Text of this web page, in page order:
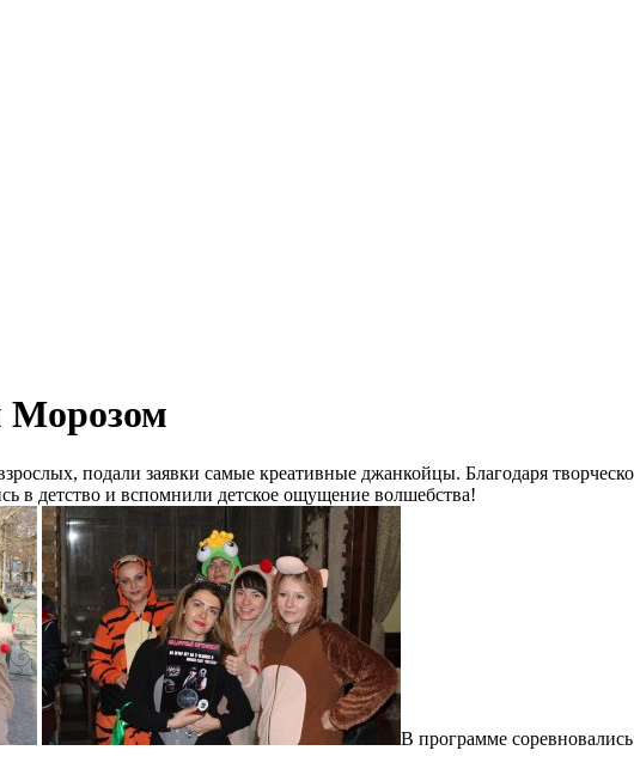
Морозом
подали заявки самые креативные джанкойцы. Благодаря
в детство и вспомнили детское ощущение волшебства!
В программе